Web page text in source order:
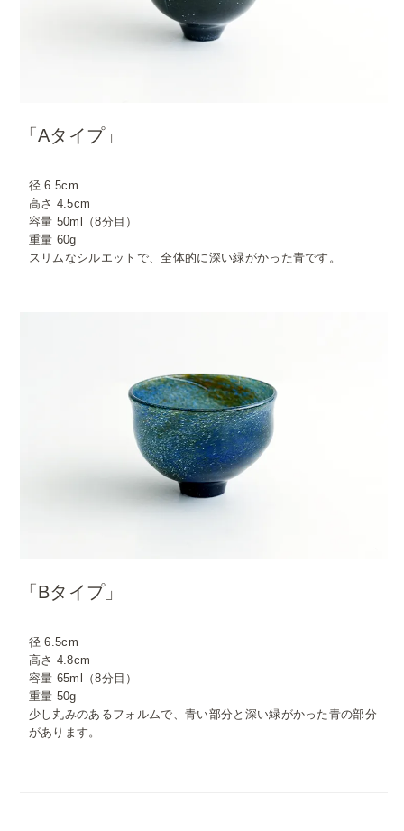
「Aタイプ」
径 6.5cm
高さ 4.5cm
容量 50ml（8分目）
重量 60g
スリムなシルエットで、全体的に深い緑がかった青です。
「Bタイプ」
径 6.5cm
高さ 4.8cm
容量 65ml（8分目）
重量 50g
少し丸みのあるフォルムで、青い部分と深い緑がかった青の部分
があります。